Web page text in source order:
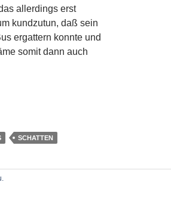
allerdings erst
kundzutun, daß sein
ergattern konnte und
somit dann auch
SCHATTEN